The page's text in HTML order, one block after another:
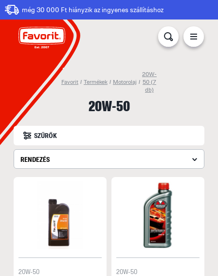
még 30 000 Ft hiányzik az ingyenes szállításhoz
Favorit / Termékek / Motorolaj /
20W-
50 (7
db)
20W-50
SZŰRŐK
RENDEZÉS
20W-50 20W-50